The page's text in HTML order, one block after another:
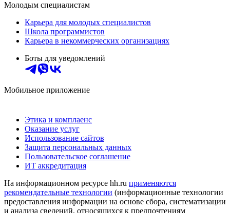
Молодым специалистам
Карьера для молодых специалистов
Школа программистов
Карьера в некоммерческих организациях
Боты для уведомлений
Мобильное приложение
Этика и комплаенс
Оказание услуг
Использование сайтов
Защита персональных данных
Пользовательское соглашение
ИТ аккредитация
На информационном ресурсе hh.ru применяются
рекомендательные технологии (информационные технологии
предоставления информации на основе сбора, систематизации
и анализа сведений, относящихся к предпочтениям